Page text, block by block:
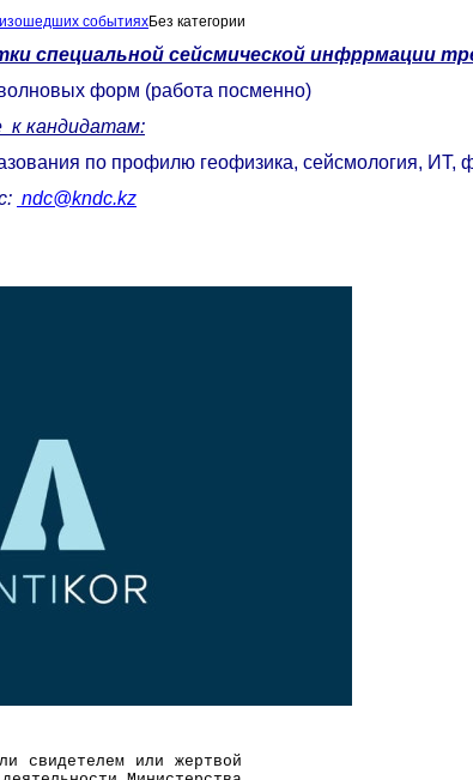
событияхБез категории
специальной сейсмической инфррмации
форм (работа посменно)
к кандидатам:
по профилю геофизика, сейсмология, ИТ,
ndc@kndc.kz
свидетелем или жертвой